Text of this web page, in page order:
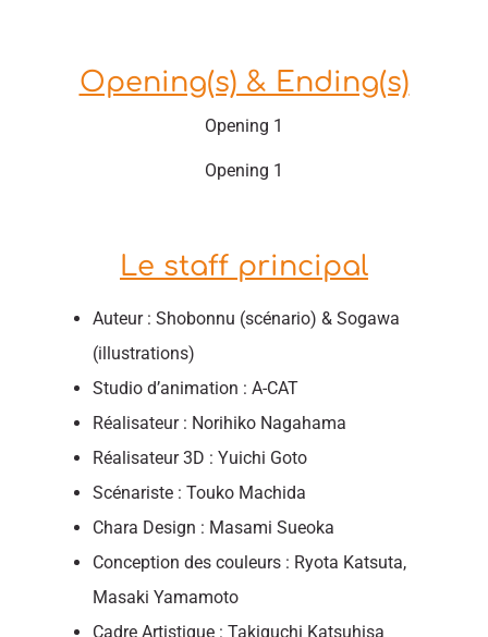
Opening(s) & Ending(s)
Opening 1
Opening 1
Le staff principal
Auteur : Shobonnu (scénario) & Sogawa
(illustrations)
Studio d’animation : A-CAT
Réalisateur : Norihiko Nagahama
Réalisateur 3D : Yuichi Goto
Scénariste : Touko Machida
Chara Design : Masami Sueoka
Conception des couleurs : Ryota Katsuta,
Masaki Yamamoto
Cadre Artistique : Takiguchi Katsuhisa